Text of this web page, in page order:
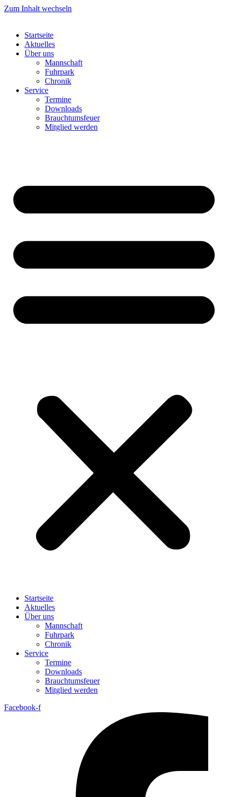
Zum Inhalt wechseln
Startseite
Aktuelles
Über uns
Mannschaft
Fuhrpark
Chronik
Service
Termine
Downloads
Brauchtumsfeuer
Mitglied werden
Startseite
Aktuelles
Über uns
Mannschaft
Fuhrpark
Chronik
Service
Termine
Downloads
Brauchtumsfeuer
Mitglied werden
Facebook-f